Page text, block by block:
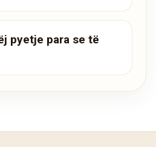
pyetje para se të